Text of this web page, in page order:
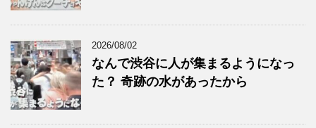
2026/08/02
なんで渋谷に人が集まるようになっ
た？ 奇跡の水があったから